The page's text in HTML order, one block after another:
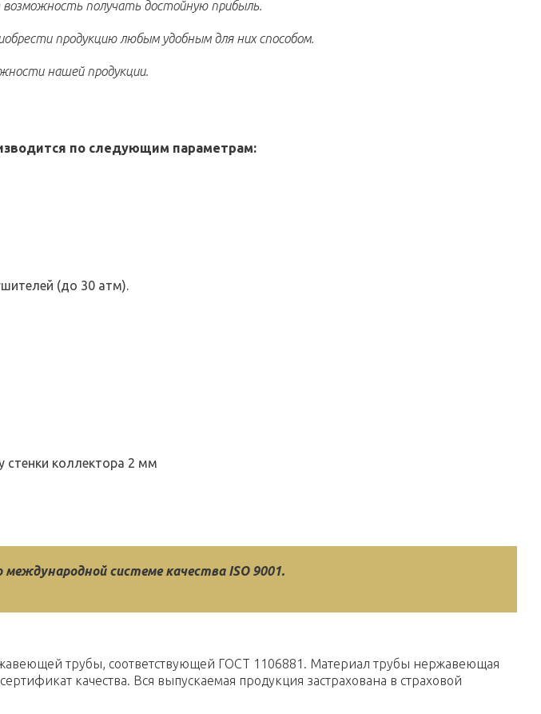
получать достойную прибыль.
продукцию любым удобным для них способом.
нашей продукции.
по следующим параметрам:
(до 30 атм).
коллектора 2 мм
системе качества ISO 9001.
трубы, соответствующей ГОСТ 11068­81. Материал трубы нержавеющая
качества. Вся выпускаемая продукция застрахована в страховой